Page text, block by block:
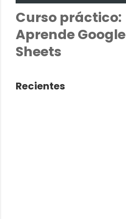
Curso práctico:
Aprende Google
Sheets
Recientes